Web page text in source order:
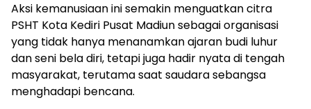
Aksi kemanusiaan ini semakin menguatkan citra
PSHT Kota Kediri Pusat Madiun sebagai organisasi
yang tidak hanya menanamkan ajaran budi luhur
dan seni bela diri, tetapi juga hadir nyata di tengah
masyarakat, terutama saat saudara sebangsa
menghadapi bencana.